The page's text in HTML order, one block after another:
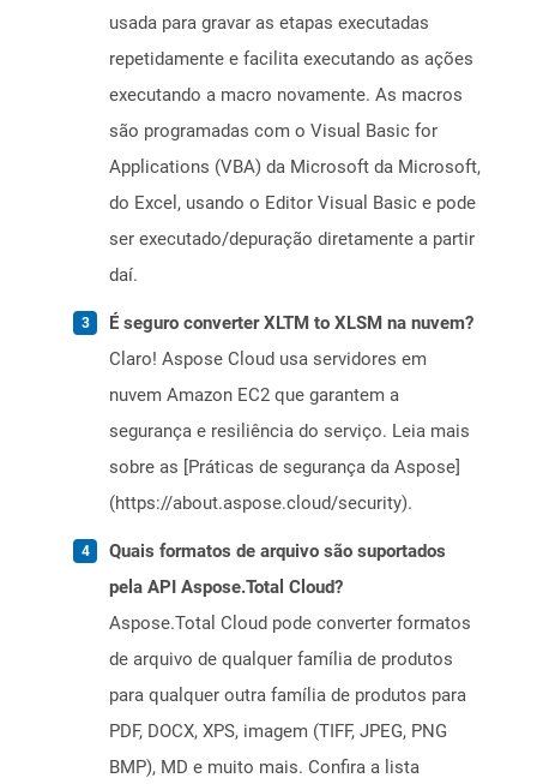
usada para gravar as etapas executadas
repetidamente e facilita executando as ações
executando a macro novamente. As macros
são programadas com o Visual Basic for
Applications (VBA) da Microsoft da Microsoft,
do Excel, usando o Editor Visual Basic e pode
ser executado/depuração diretamente a partir
daí.
É seguro converter XLTM to XLSM na nuvem?
Claro! Aspose Cloud usa servidores em
nuvem Amazon EC2 que garantem a
segurança e resiliência do serviço. Leia mais
sobre as [Práticas de segurança da Aspose]
(https://about.aspose.cloud/security).
Quais formatos de arquivo são suportados
pela API Aspose.Total Cloud?
Aspose.Total Cloud pode converter formatos
de arquivo de qualquer família de produtos
para qualquer outra família de produtos para
PDF, DOCX, XPS, imagem (TIFF, JPEG, PNG
BMP), MD e muito mais. Confira a lista